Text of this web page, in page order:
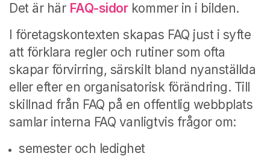
Det är här FAQ-sidorkommer in i bilden.
I företagskontexten skapas FAQ just i syfte
att förklara regler och rutiner som ofta
skapar förvirring, särskilt bland nyanställda
eller efter en organisatorisk förändring. Till
skillnad från FAQ på en offentlig webbplats
samlar interna FAQ vanligtvis frågor om:
semester och ledighet